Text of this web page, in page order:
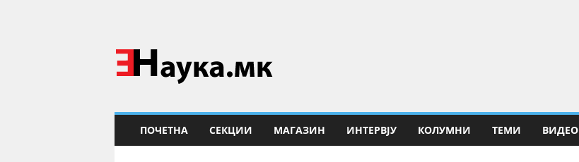
Н
а
у
ПОЧЕТНА СЕКЦИИ МАГАЗИН ИНТЕРВЈУ КОЛУМНИ ТЕМИ ВИДЕО